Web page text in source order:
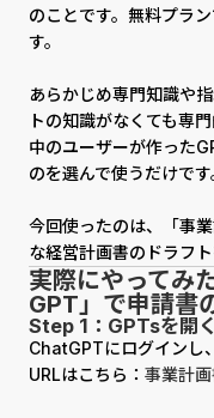
のことです。無料プラ
す。
あらかじめ専門知識や
トの知識がなくても専
中のユーザーが作った
のを選んで使うだけです
今回使ったのは、「事
な経営計画書のドラフ
実際にやってみ
GPT」で申請書
Step 1：GPTsを開く
ChatGPTにログインし
URLはこちら： 事業計